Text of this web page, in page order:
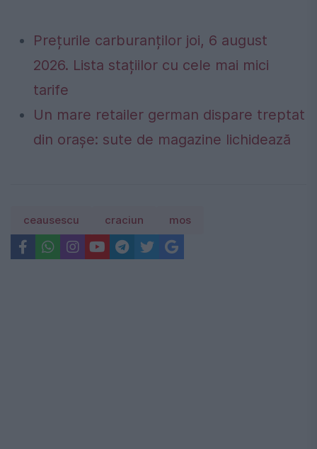
Prețurile carburanților joi, 6 august
2026. Lista stațiilor cu cele mai mici
tarife
Un mare retailer german dispare treptat
din orașe: sute de magazine lichidează
ceausescu craciun mos